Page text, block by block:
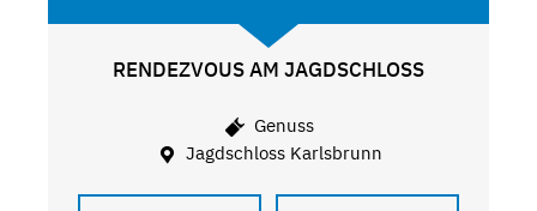
RENDEZVOUS AM JAGDSCHLOSS
Genuss
Jagdschloss Karlsbrunn